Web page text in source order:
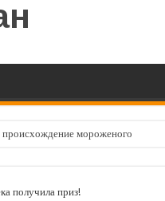
мороженого
получила приз!